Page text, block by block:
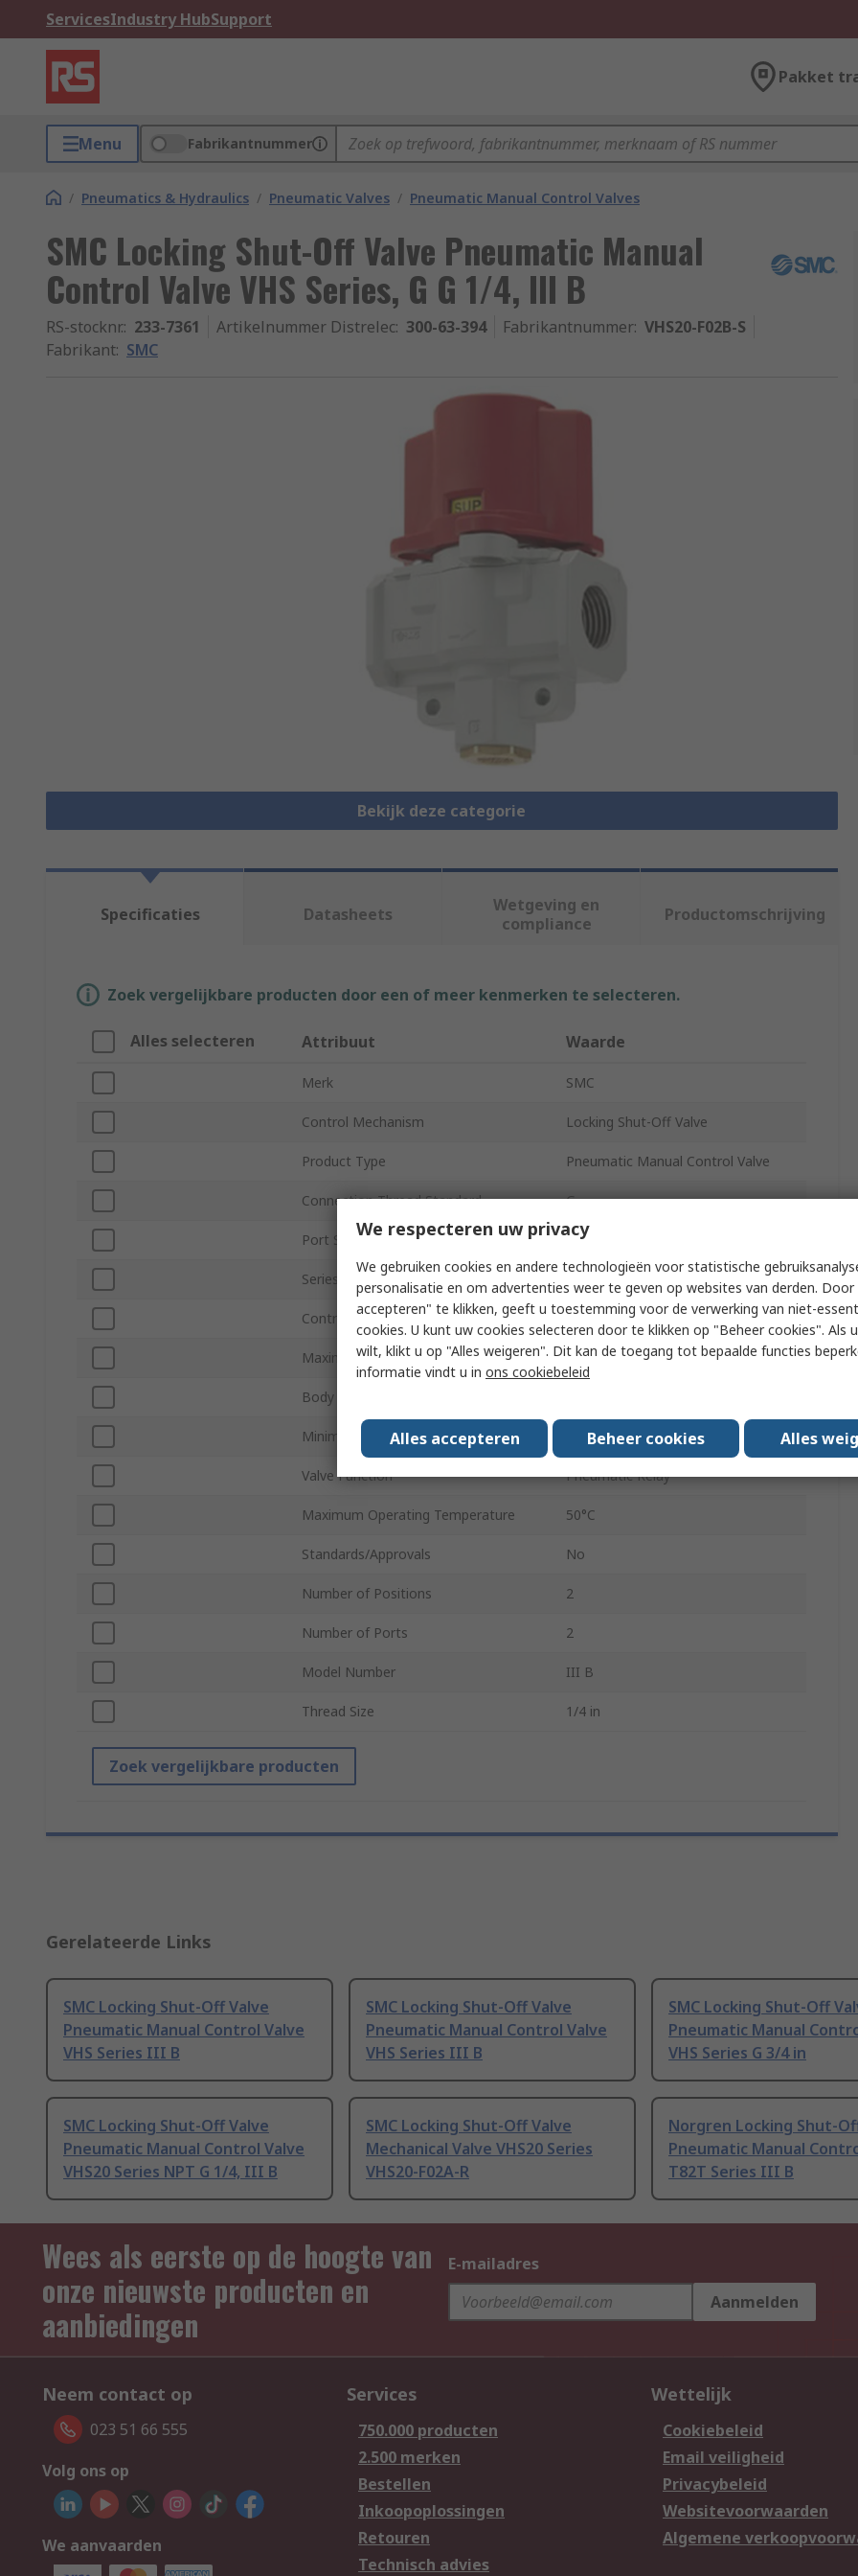
ServicesIndustry HubSupport
Pakket
Menu Fabrikantnummer
/ Pneumatics & Hydraulics / Pneumatic Valves / Pneumatic Manual Control Valves
SMC Locking Shut-Off Valve Pneumatic Manual
Control Valve VHS Series, G G 1/4, III B
RS-stocknr.: 233-7361 Artikelnummer Distrelec: 300-63-394 Fabrikantnummer: VHS20-F02B-S
Fabrikant: SMC
Bekijk deze categorie
Specificaties Datasheets
Wetgeving en
compliance
Productomschrijving
Zoek vergelijkbare producten door een of meer kenmerken te selecteren.
Alles selecteren Attribuut Waarde
Merk SMC
Control Mechanism Locking Shut-Off Valve
Product Type Pneumatic Manual Control Valve
Connection Thread Standard G
Port Size G 1/4
Series
Control Button/Switch Colour Red
Maximum Operating Pressure 8 bar
Body Material
Minimum Operating Temperature -5°C
Valve Function Pneumatic Relay
Maximum Operating Temperature 50°C
Standards/Approvals No
Number of Positions 2
Number of Ports 2
Model Number III B
Thread Size 1/4 in
Zoek vergelijkbare producten
Gerelateerde Links
SMC Locking Shut-Off Valve
Pneumatic Manual Control Valve
VHS Series III B
SMC Locking Shut-Off Valve
Pneumatic Manual Control Valve
VHS Series III B
SMC Locking Shut-Off
Pneumatic Manual
VHS Series G 3/4 in
SMC Locking Shut-Off Valve
Pneumatic Manual Control Valve
VHS20 Series NPT G 1/4, III B
SMC Locking Shut-Off Valve
Mechanical Valve VHS20 Series
VHS20-F02A-R
Norgren Locking Shut-
Pneumatic Manual
T82T Series III B
Wees als eerste op de hoogte van
onze nieuwste producten en
aanbiedingen
E-mailadres
Aanmelden
Neem contact op
023 51 66 555
Volg ons op
We aanvaarden
Services
750.000 producten
2.500 merken
Bestellen
Inkoopoplossingen
Retouren
Technisch advies
Wettelijk
Cookiebeleid
Email veiligheid
Privacybeleid
Websitevoorwaarden
Algemene
We respecteren uw privacy
We gebruiken cookies en andere technologieën voor statistische
personalisatie en om advertenties weer te geven op websites van derden. Door
accepteren" te klikken, geeft u toestemming voor de verwerking van niet-
cookies. U kunt uw cookies selecteren door te klikken op "Beheer cookies". Als
wilt, klikt u op "Alles weigeren". Dit kan de toegang tot bepaalde functies
informatie vindt u in ons cookiebeleid
Alles accepteren Beheer cookies Alles